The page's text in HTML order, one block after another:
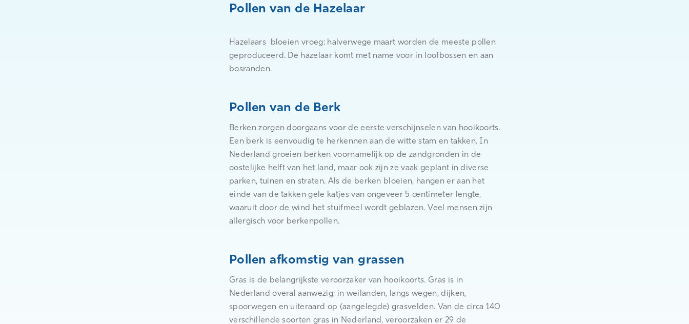
Pollen van de Hazelaar
Hazelaars bloeien vroeg: halverwege maart worden de meeste pollen
geproduceerd. De hazelaar komt met name voor in loofbossen en aan
bosranden.
Pollen van de Berk
Berken zorgen doorgaans voor de eerste verschijnselen van hooikoorts.
Een berk is eenvoudig te herkennen aan de witte stam en takken. In
Nederland groeien berken voornamelijk op de zandgronden in de
oostelijke helft van het land, maar ook zijn ze vaak geplant in diverse
parken, tuinen en straten. Als de berken bloeien, hangen er aan het
einde van de takken gele katjes van ongeveer 5 centimeter lengte,
waaruit door de wind het stuifmeel wordt geblazen. Veel mensen zijn
allergisch voor berkenpollen.
Pollen afkomstig van grassen
Gras is de belangrijkste veroorzaker van hooikoorts. Gras is in
Nederland overal aanwezig; in weilanden, langs wegen, dijken,
spoorwegen en uiteraard op (aangelegde) grasvelden. Van de circa 140
verschillende soorten gras in Nederland, veroorzaken er 29 de